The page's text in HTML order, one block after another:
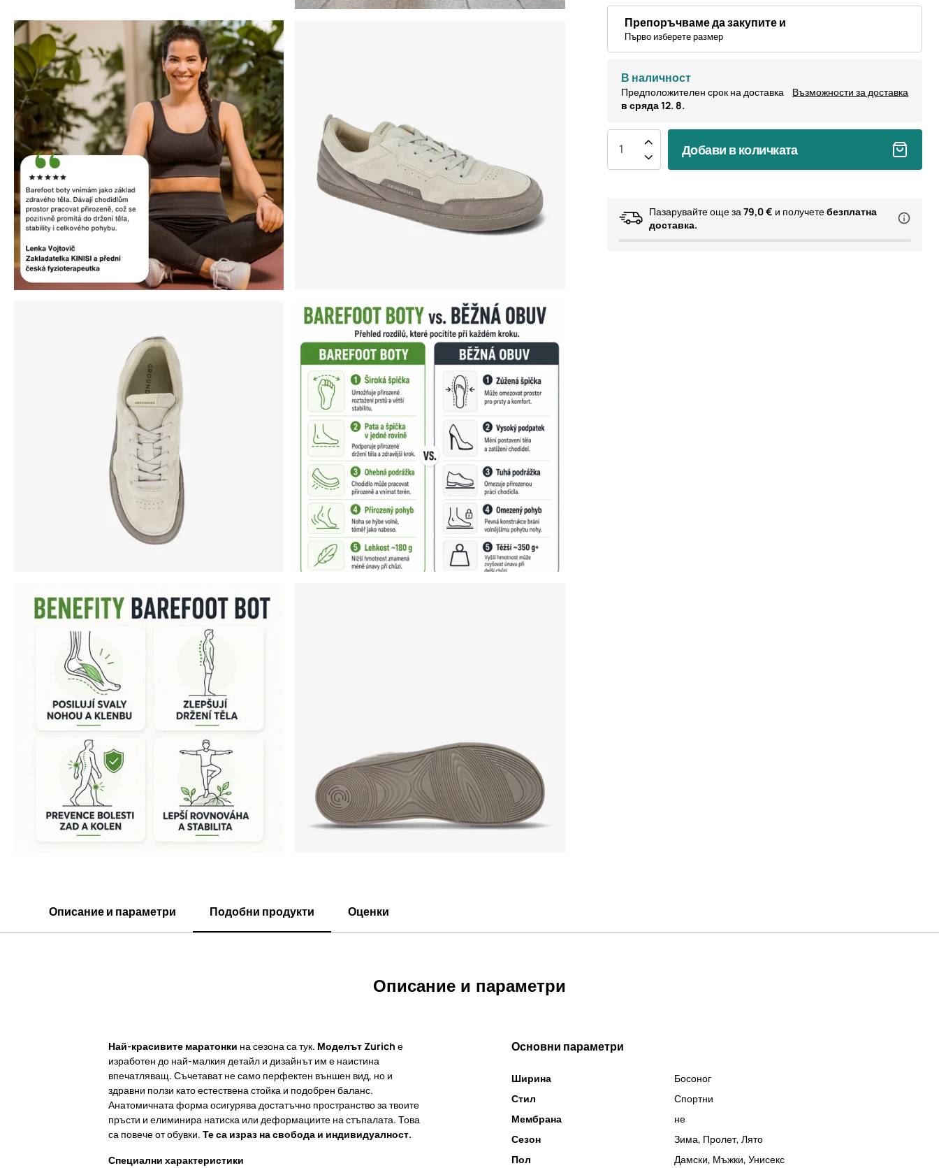
Препоръчваме да закупите и
Първо изберете размер
В наличност
Предположителен срок на доставка
в сряда 12. 8.
Възможности за доставка
Добави в количката
Пазарувайте още за 79,0 € и получетебезплатна
доставка.
Описание и параметри Подобни продукти Оценки
Описание и параметри
Най-красивите маратонки на сезона са тук. Моделът Zurich е
изработен до най-малкия детайл и дизайнът им е наистина
впечатляващ. Съчетават не само перфектен външен вид, но и
здравни ползи като естествена стойка и подобрен баланс.
Анатомичната форма осигурява достатъчно пространство за твоите
пръсти и елиминира натиска или деформациите на стъпалата. Това
са повече от обувки. Те са израз на свобода и индивидуалност.
Специални характеристики
Основни параметри
Ширина
Босоног
Стил
Спортни
Мембрана
не
Сезон
Зима, Пролет, Лято
Пол
Дамски, Мъжки, Унисекс